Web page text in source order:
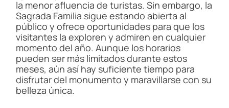
la menor afluencia de turistas. Sin embargo, la
Sagrada Familia sigue estando abierta al
público y ofrece oportunidades para que los
visitantes la exploren y admiren en cualquier
momento del año. Aunque los horarios
pueden ser más limitados durante estos
meses, aún así hay suficiente tiempo para
disfrutar del monumento y maravillarse con su
belleza única.